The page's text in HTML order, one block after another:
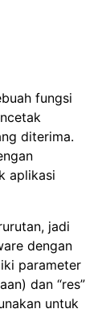
fungsi
diterima.
aplikasi
jadi
dengan
parameter
dan “res”
untuk